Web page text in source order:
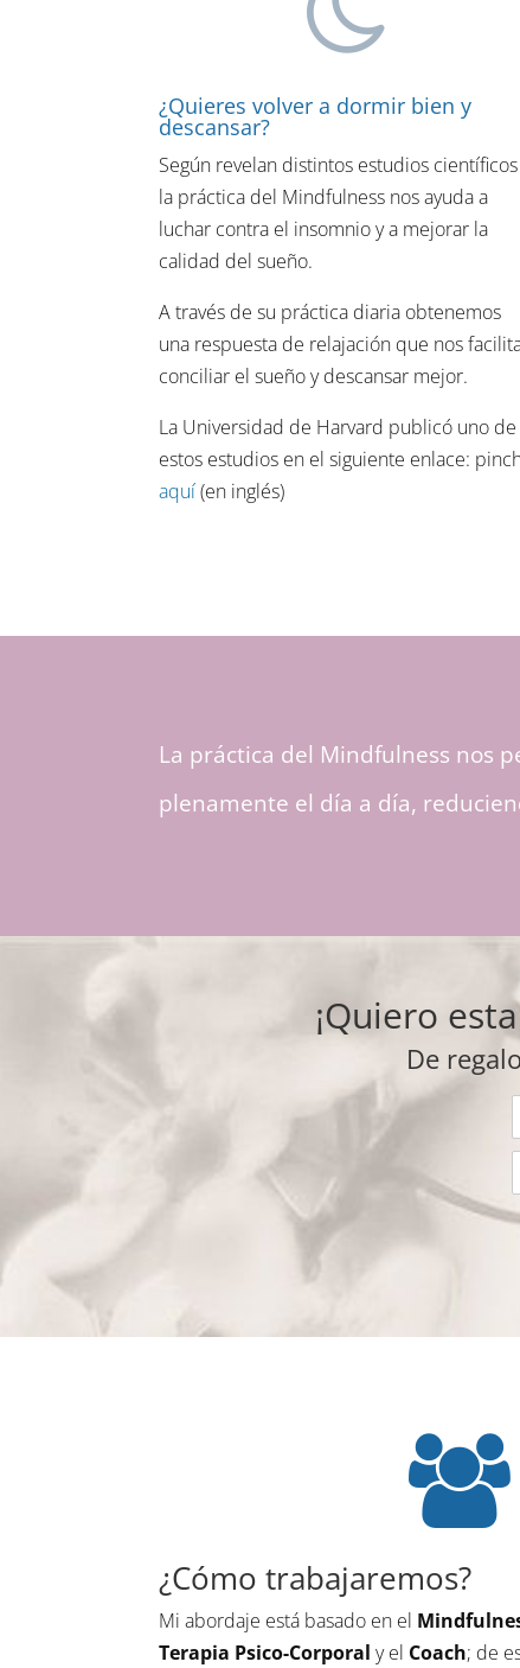
¿Quieres volver a dormir bien y
descansar?
Según revelan distintos estudios científicos
la práctica del Mindfulness nos ayuda a
luchar contra el insomnio y a mejorar la
calidad del sueño.
A través de su práctica diaria obtenemos
una respuesta de relajación que nos
conciliar el sueño y descansar mejor.
La Universidad de Harvard publicó uno de
estos estudios en el siguiente enlace:
aquí(en inglés)
La práctica del Mindfulness nos
plenamente el día a día,
¡Quiero
De
¿Cómo trabajaremos?
Mi abordaje está basado en el
Terapia Psico-Corporal y el Coach; de